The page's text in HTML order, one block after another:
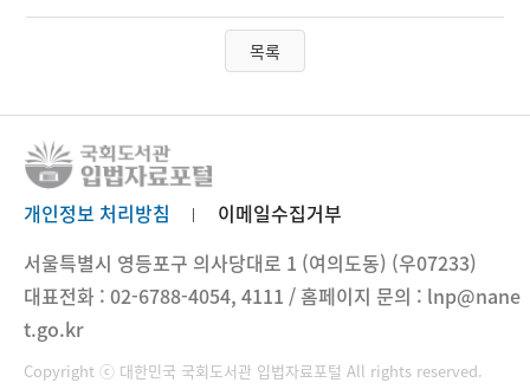
목록
개인정보 처리방침
이메일수집거부
서울특별시 영등포구 의사당대로 1 (여의도동) (우07233)
대표전화 : 02-6788-4054, 4111 / 홈페이지 문의 : lnp@nane
t.go.kr
Copyright ⓒ 대한민국 국회도서관 입법자료포털 All rights reserved.